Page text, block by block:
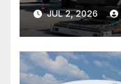
JUL 2, 2026